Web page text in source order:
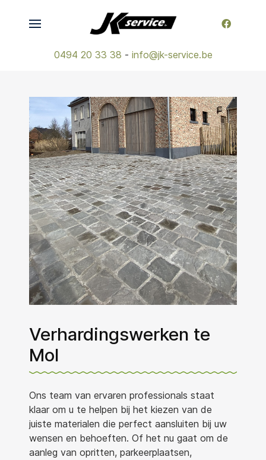
0494 20 33 38 - info@jk-service.be
Verhardingswerken te
Mol
Ons team van ervaren professionals staat
klaar om u te helpen bij het kiezen van de
juiste materialen die perfect aansluiten bij uw
wensen en behoeften. Of het nu gaat om de
aanleg van opritten, parkeerplaatsen,